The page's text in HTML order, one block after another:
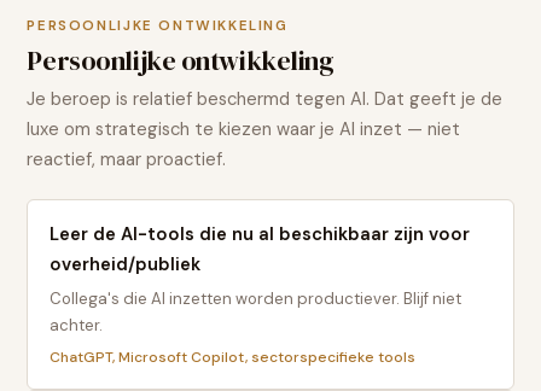
PERSOONLIJKE ONTWIKKELING
Persoonlijke ontwikkeling
Je beroep is relatief beschermd tegen AI. Dat geeft je de
luxe om strategisch te kiezen waar je AI inzet — niet
reactief, maar proactief.
Leer de AI-tools die nu al beschikbaar zijn voor
overheid/publiek
Collega's die AI inzetten worden productiever. Blijf niet
achter.
ChatGPT, Microsoft Copilot, sectorspecifieke tools